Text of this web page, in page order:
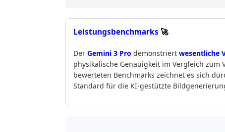
Leistungsbenchmarks 🚀
Der Gemini 3 Pro demonstriert wesentliche
physikalische Genauigkeit im Vergleich zum
bewerteten Benchmarks zeichnet es sich
Standard für die KI-gestützte